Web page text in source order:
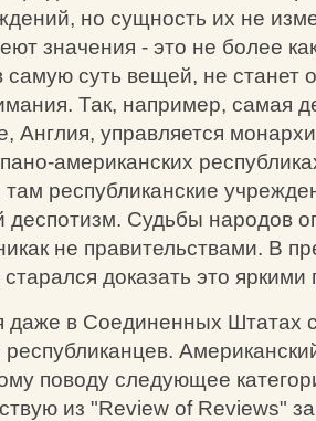
но сущность их не
значения - это не более
суть вещей, не станет
Так, например, самая
Англия, управляется
американских
республиканские
Судьбы народов
не правительствами. В
доказать это
даже в Соединенных Штатах
поводу следующее
из "Review of Reviews"